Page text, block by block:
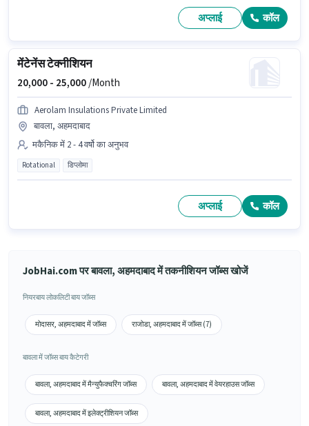
अप्लाई कॉल
मेंटेनेंस टेक्नीशियन
20,000 - 25,000/Month
Aerolam Insulations Private Limited
बावला, अहमदाबाद
मकैनिक में 2 - 4 वर्षो का अनुभव
Rotational डिप्लोमा
अप्लाई कॉल
JobHai.com पर बावला, अहमदाबाद में तकनीशियन जॉब्स खोजें
नियरबाय लोकलिटी बाय जॉब्स
मोदासर, अहमदाबाद में जॉब्स राजोडा, अहमदाबाद में जॉब्स (7)
बावला में जॉब्स बाय कैटेगरी
बावला, अहमदाबाद में मैन्युफैक्चरिंग जॉब्स बावला, अहमदाबाद में वेयरहाउस जॉब्स
बावला, अहमदाबाद में इलेक्ट्रीशियन जॉब्स